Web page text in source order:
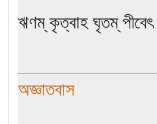
ঋণম্ কৃত্বাহ ঘৃতম্ পীবেৎ
অজ্ঞাতবাস